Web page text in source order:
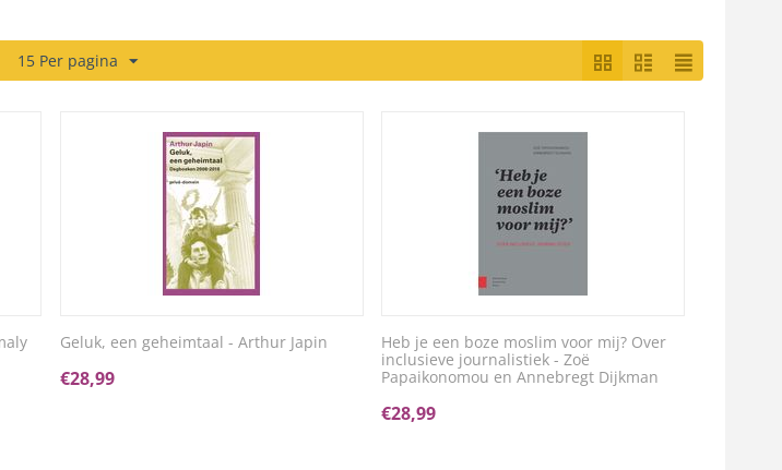
15 Per pagina
Geluk, een geheimtaal - Arthur Japin
€28,99
Heb je een boze moslim voor mij? Over
inclusieve journalistiek - Zoë
Papaikonomou en Annebregt Dijkman
€28,99